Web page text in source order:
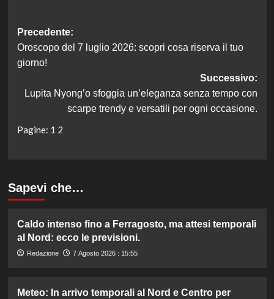
Navigazione
articolo
Precedente:
Oroscopo del 7 luglio 2026: scopri cosa riserva il tuo
giorno!
Successivo:
Lupita Nyong’o sfoggia un’eleganza senza tempo con
scarpe trendy e versatili per ogni occasione.
Pagine: 1 2
Sapevi che…
Caldo intenso fino a Ferragosto, ma attesi temporali
al Nord: ecco le previsioni.
Redazione 7 Agosto 2026 : 15:55
Meteo: In arrivo temporali al Nord e Centro per